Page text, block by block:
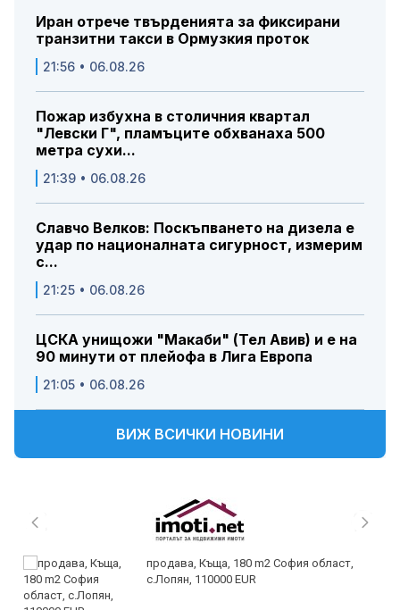
Иран отрече твърденията за фиксирани
транзитни такси в Ормузкия проток
21:56 • 06.08.26
Пожар избухна в столичния квартал
"Левски Г", пламъците обхванаха 500
метра сухи...
21:39 • 06.08.26
Славчо Велков: Поскъпването на дизела е
удар по националната сигурност, измерим
с...
21:25 • 06.08.26
ЦСКА унищожи "Макаби" (Тел Авив) и е на
90 минути от плейофа в Лига Европа
21:05 • 06.08.26
ВИЖ ВСИЧКИ НОВИНИ
продава, Къща, 180 m2 София област,
с.Лопян, 110000 EUR